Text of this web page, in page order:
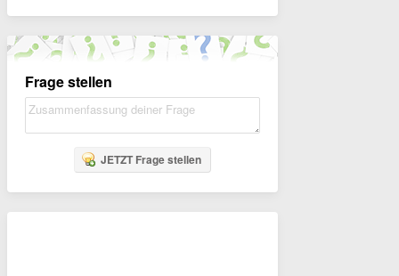
Frage stellen
JETZT Frage stellen